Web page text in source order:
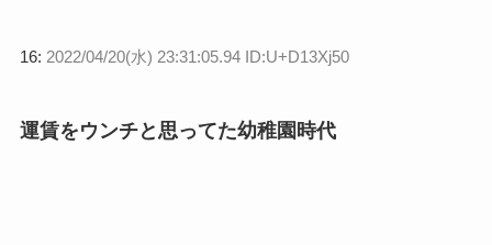
16: 2022/04/20(水) 23:31:05.94 ID:U+D13Xj50
運賃をウンチと思ってた幼稚園時代